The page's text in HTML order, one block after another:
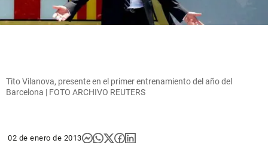
Tito Vilanova, presente en el primer entrenamiento del año del
Barcelona | FOTO ARCHIVO REUTERS
02 de enero de 2013